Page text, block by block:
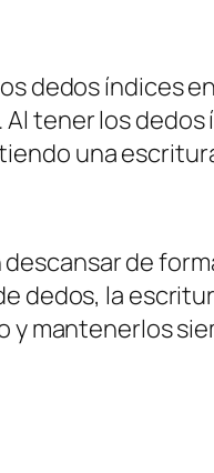
índices en
tener los
una
de
dedos, la
y mantenerlos